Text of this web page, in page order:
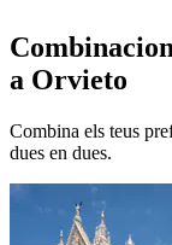
a Orvieto
Combina els teus
dues en dues.